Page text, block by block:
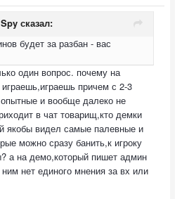
Spy сказал:
будет за разбан - вас
один вопрос. почему на
причем с 2-3
и вообще далеко не
в чат товарищ,кто демки
якобы видел самые палевные и
можно сразу банить,к игроку
а на демо,который пишет админ
нет единого мнения за вх или